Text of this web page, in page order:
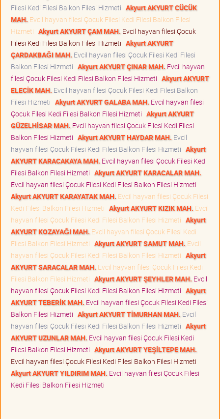
Filesi Kedi Filesi Balkon Filesi Hizmeti Akyurt AKYURT CÜCÜK
MAH. Evcil hayvan filesi Çocuk Filesi Kedi Filesi Balkon Filesi
Hizmeti Akyurt AKYURT ÇAM MAH. Evcil hayvan filesi Çocuk
Filesi Kedi Filesi Balkon Filesi Hizmeti Akyurt AKYURT
ÇARDAKBAĞI MAH. Evcil hayvan filesi Çocuk Filesi Kedi Filesi
Balkon Filesi Hizmeti Akyurt AKYURT ÇINAR MAH. Evcil hayvan
filesi Çocuk Filesi Kedi Filesi Balkon Filesi Hizmeti Akyurt AKYURT
ELECİK MAH. Evcil hayvan filesi Çocuk Filesi Kedi Filesi Balkon
Filesi Hizmeti Akyurt AKYURT GALABA MAH. Evcil hayvan filesi
Çocuk Filesi Kedi Filesi Balkon Filesi Hizmeti Akyurt AKYURT
GÜZELHİSAR MAH. Evcil hayvan filesi Çocuk Filesi Kedi Filesi
Balkon Filesi Hizmeti Akyurt AKYURT HAYDAR MAH. Evcil
hayvan filesi Çocuk Filesi Kedi Filesi Balkon Filesi Hizmeti Akyurt
AKYURT KARACAKAYA MAH. Evcil hayvan filesi Çocuk Filesi Kedi
Filesi Balkon Filesi Hizmeti Akyurt AKYURT KARACALAR MAH.
Evcil hayvan filesi Çocuk Filesi Kedi Filesi Balkon Filesi Hizmeti
Akyurt AKYURT KARAYATAK MAH. Evcil hayvan filesi Çocuk Filesi
Kedi Filesi Balkon Filesi Hizmeti Akyurt AKYURT KIZIK MAH. Evcil
hayvan filesi Çocuk Filesi Kedi Filesi Balkon Filesi Hizmeti Akyurt
AKYURT KOZAYAĞI MAH. Evcil hayvan filesi Çocuk Filesi Kedi
Filesi Balkon Filesi Hizmeti Akyurt AKYURT SAMUT MAH. Evcil
hayvan filesi Çocuk Filesi Kedi Filesi Balkon Filesi Hizmeti Akyurt
AKYURT SARACALAR MAH. Evcil hayvan filesi Çocuk Filesi Kedi
Filesi Balkon Filesi Hizmeti Akyurt AKYURT ŞEYHLER MAH. Evcil
hayvan filesi Çocuk Filesi Kedi Filesi Balkon Filesi Hizmeti Akyurt
AKYURT TEBERİK MAH. Evcil hayvan filesi Çocuk Filesi Kedi Filesi
Balkon Filesi Hizmeti Akyurt AKYURT TİMURHAN MAH. Evcil
hayvan filesi Çocuk Filesi Kedi Filesi Balkon Filesi Hizmeti Akyurt
AKYURT UZUNLAR MAH. Evcil hayvan filesi Çocuk Filesi Kedi
Filesi Balkon Filesi Hizmeti Akyurt AKYURT YEŞİLTEPE MAH.
Evcil hayvan filesi Çocuk Filesi Kedi Filesi Balkon Filesi Hizmeti
Akyurt AKYURT YILDIRIM MAH. Evcil hayvan filesi Çocuk Filesi
Kedi Filesi Balkon Filesi Hizmeti